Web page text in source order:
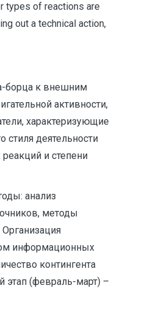
types of reactions are
out a technical action,
борца к внешним
активности,
характеризующие
деятельности
и степени
анализ
методы
информационных
контингента
этап (февраль-март) –